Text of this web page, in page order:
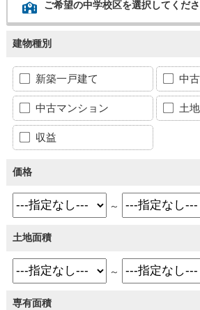
ご希望の中学校区を選択してくだ
建物種別
新築一戸建て 中
中古マンション 土地
収益
価格
～
土地面積
～
専有面積